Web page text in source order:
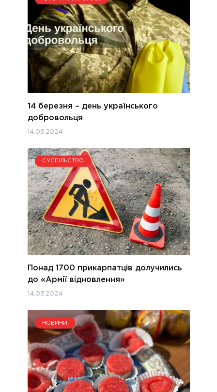
14 березня – день українського
добровольця
14.03.2024
СУСПІЛЬСТВО
Понад 1700 прикарпатців долучились
до «Армії відновлення»
14.03.2024
НОВИНИ